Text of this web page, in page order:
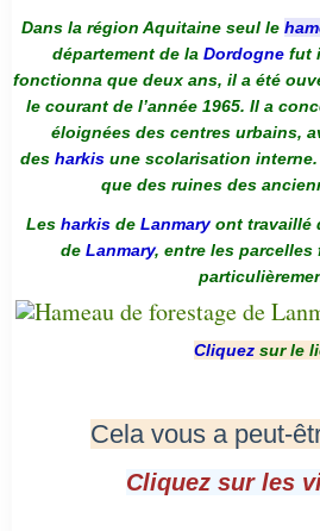
Dans la région Aquitaine seul le
département de la Dordogne fut
fonctionna que deux ans, il a été
le courant de l’année 1965. Il a
éloignées des centres urbains,
des harkis une scolarisation
que des ruines des
Les harkis de Lanmaryont travaillé
de Lanmary, entre les parcelles
Cliquez sur le
Cela vous a peut-
Cliquez sur les